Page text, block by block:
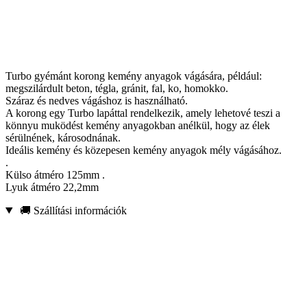
Turbo gyémánt korong kemény anyagok vágására, például:
megszilárdult beton, tégla, gránit, fal, ko, homokko.
Száraz és nedves vágáshoz is használható.
A korong egy Turbo lapáttal rendelkezik, amely lehetové teszi a
könnyu muködést kemény anyagokban anélkül, hogy az élek
sérülnének, károsodnának.
Ideális kemény és közepesen kemény anyagok mély vágásához.
.
Külso átméro 125mm .
Lyuk átméro 22,2mm
🚚 Szállítási információk